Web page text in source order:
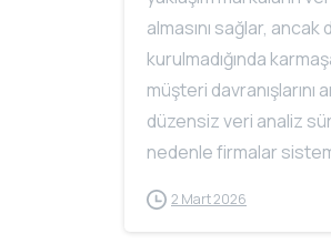
almasını sağlar, ancak
kurulmadığında
müşteri
düzensiz veri analiz
nedenle firmalar
2 Mart 2026